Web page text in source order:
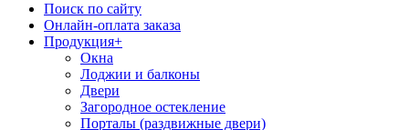
Поиск по сайту
Онлайн-оплата заказа
Продукция+
Окна
Лоджии и балконы
Двери
Загородное остекление
Порталы (раздвижные двери)